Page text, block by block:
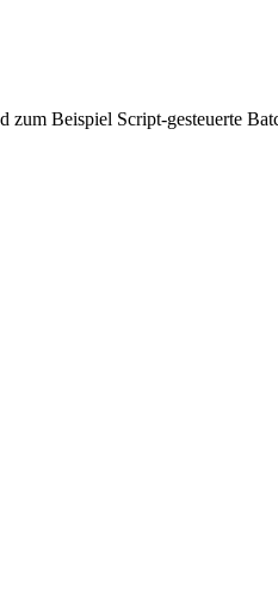
Beispiel Script-gesteuerte